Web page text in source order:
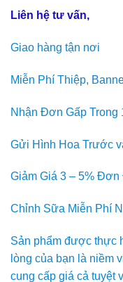
Liên hệ tư vấn,
Giao hàng tận nơi
Miễn Phí Thiệp,
Nhận Đơn Gấp Trong
Gửi Hình Hoa Trước
Giảm Giá 3 – 5% Đơn
Chỉnh Sữa Miễn Phí
Sản phẩm được thực
lòng của bạn là niềm
cung cấp giá cả tuyệt